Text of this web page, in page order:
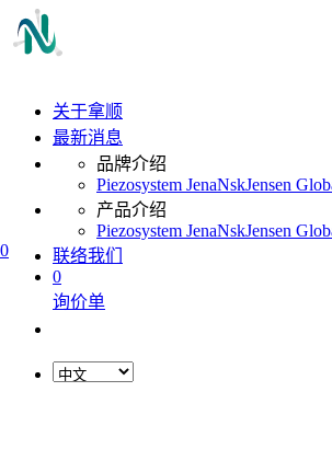
0
关于拿顺
最新消息
品牌介绍
Piezosystem JenaNskJensen
产品介绍
Piezosystem JenaNskJensen
联络我们
0
询价单